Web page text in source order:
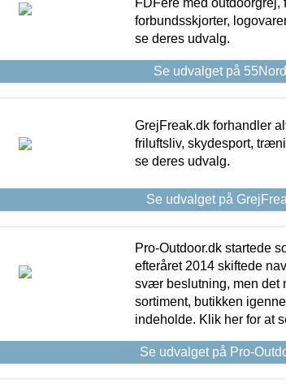
forbundsskjorter,
se deres udvalg.
Se udvalget på
GrejFreak.dk forhandler
friluftsliv, skydesport,
se deres udvalg.
Se udvalget på
Pro-Outdoor.dk startede
efteråret 2014 skiftede
svær beslutning, men det
sortiment, butikken
indeholde. Klik her for at
Se udvalget på Pro-